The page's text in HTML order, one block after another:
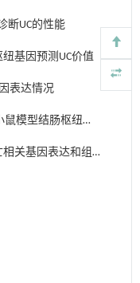
断UC的性能
基因预测UC价值
表达情况
鼠模型结肠枢纽基
关基因表达和组